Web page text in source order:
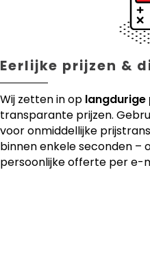
Eerlijke prijzen &
Wij zetten in op
transparante prijzen.
voor onmiddellijke
binnen enkele seconden –
persoonlijke offerte per e-